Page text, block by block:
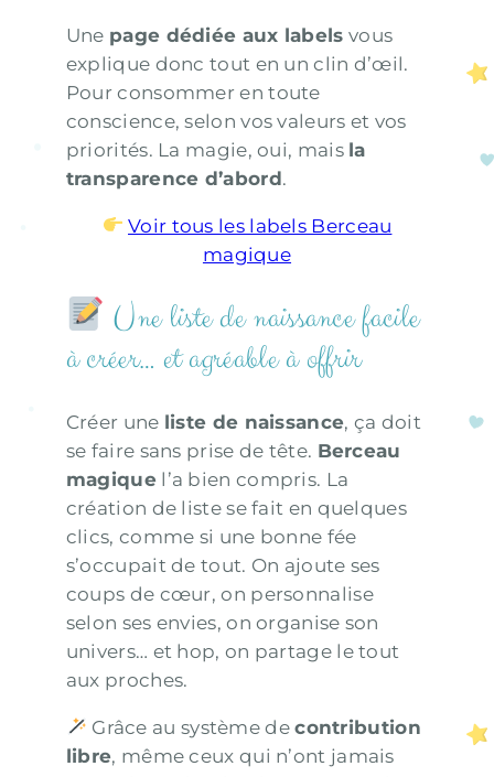
Une page dédiée aux labels vous
explique donc tout en un clin d’œil.
Pour consommer en toute
conscience, selon vos valeurs et vos
priorités. La magie, oui, mais la
transparence d’abord.
Voir tous les labels Berceau
magique
Une liste de naissance facile
à créer… et agréable à offrir
Créer une liste de naissance, ça doit
se faire sans prise de tête. Berceau
magiquel’a bien compris. La
création de liste se fait en quelques
clics, comme si une bonne fée
s’occupait de tout. On ajoute ses
coups de cœur, on personnalise
selon ses envies, on organise son
univers… et hop, on partage le tout
aux proches.
Grâce au système decontribution
libre, même ceux qui n’ont jamais